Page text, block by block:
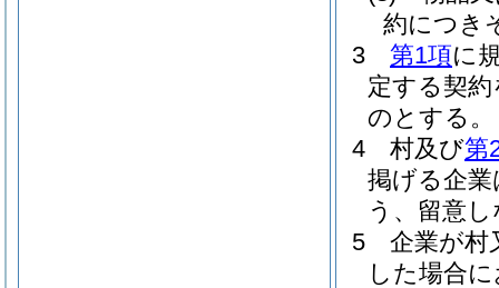
約につき
3
第1項に
定する契
のとする。
4
村及び第
掲げる企業
う、留意
5
企業が村
した場合